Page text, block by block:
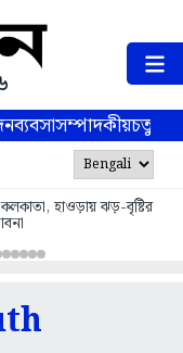
ব্যবসাসম্পাদকীয়
হাওড়ায় ঝড়-বৃষ্টির